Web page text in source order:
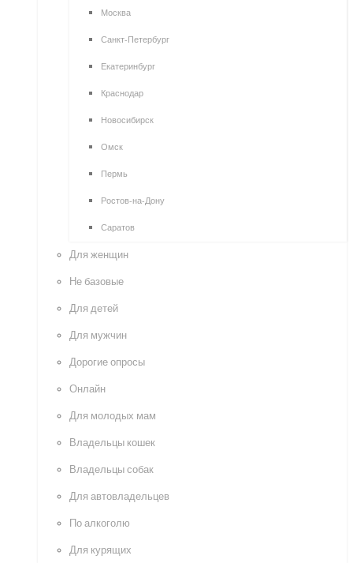
Москва
Санкт-Петербург
Екатеринбург
Краснодар
Новосибирск
Омск
Пермь
Ростов-на-Дону
Саратов
Для женщин
Не базовые
Для детей
Для мужчин
Дорогие опросы
Онлайн
Для молодых мам
Владельцы кошек
Владельцы собак
Для автовладельцев
По алкоголю
Для курящих